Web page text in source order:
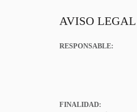
AVISO LEGAL
RESPONSABLE:
FINALIDAD: